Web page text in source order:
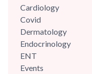
Cardiology
Covid
Dermatology
Endocrinology
ENT
Events